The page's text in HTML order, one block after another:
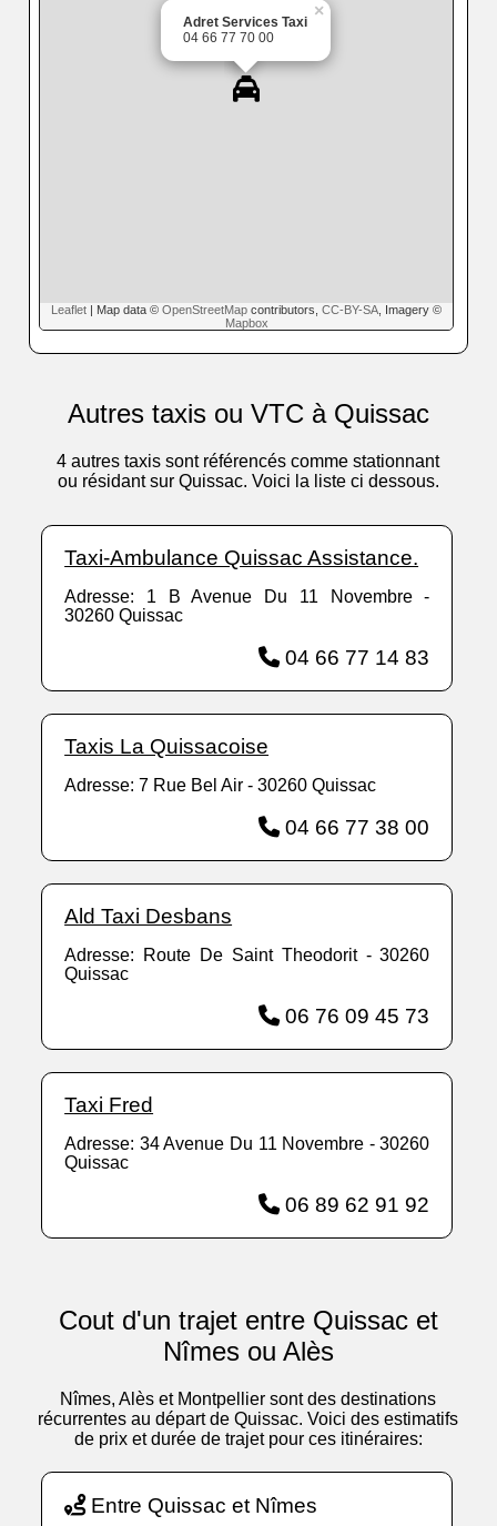
Adret Services Taxi
04 66 77 70 00
×
Leaflet | Map data © OpenStreetMap contributors, CC-BY-SA , Imagery ©
Mapbox
Autres taxis ou VTC à Quissac
4 autres taxis sont référencés comme stationnant
ou résidant sur Quissac. Voici la liste ci dessous.
Taxi-Ambulance Quissac Assistance.
Adresse: 1 B Avenue Du 11 Novembre -
30260 Quissac
04 66 77 14 83
Taxis La Quissacoise
Adresse: 7 Rue Bel Air - 30260 Quissac
04 66 77 38 00
Ald Taxi Desbans
Adresse: Route De Saint Theodorit - 30260
Quissac
06 76 09 45 73
Taxi Fred
Adresse: 34 Avenue Du 11 Novembre - 30260
Quissac
06 89 62 91 92
Cout d'un trajet entre Quissac et
Nîmes ou Alès
Nîmes, Alès et Montpellier sont des destinations
récurrentes au départ de Quissac. Voici des estimatifs
de prix et durée de trajet pour ces itinéraires:
Entre Quissac et Nîmes